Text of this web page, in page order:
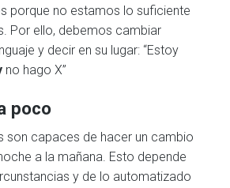
porque no estamos lo suficiente
Por ello, debemos cambiar
y decir en su lugar: “Estoy
no hago X”
poco
son capaces de hacer un cambio
a la mañana. Esto depende
y de lo automatizado